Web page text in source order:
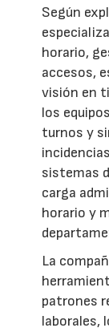
Según
horario,
accesos,
visión en
los
turnos y
sistemas
carga
horario y
La
patrones
laborales,